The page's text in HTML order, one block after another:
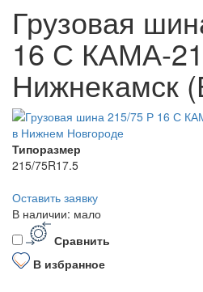
Грузовая
16 С КАМА-
Нижнекамск
Типоразмер
215/75R17.5
Оставить заявку
В наличии: мало
Сравнить
В избранное